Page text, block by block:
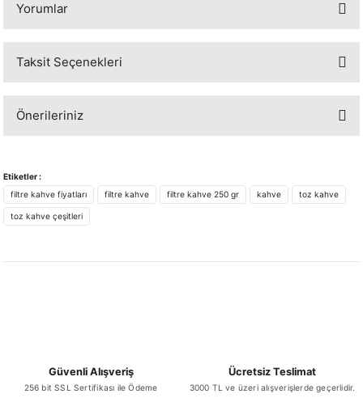
Yorumlar
Taksit Seçenekleri
Önerileriniz
iletebilirsiniz.
Görüş ve önerileriniz için teşekkür ederiz.
Ürün açıklamasında eksik bilgiler bulunuyor.
Etiketler :
filtre kahve fiyatları
filtre kahve filtre kahve 250 gr kahve toz kahve
toz kahve çeşitleri
Güvenli Alışveriş
256 bit SSL Sertifikası ile Ödeme
Ücretsiz Teslimat
3000 TL ve üzeri alışverişlerde geçerlidir.